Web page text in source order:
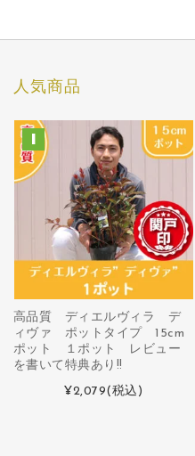
人気商品
高品質 ディエルヴィラ デ
ィヴァ ポットタイプ 15cm
ポット １ポット レビュー
を書いて特典あり!!
¥2,079(税込)